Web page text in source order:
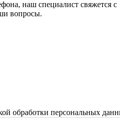
наш специалист свяжется с
вопросы.
обработки персональных